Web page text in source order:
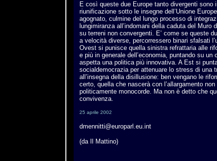
E così queste due Europe tanto divergenti sono
riunificazione sotto le insegne dell’Unione
agognato, culmine del lungo processo di
lungimiranza all’indomani della caduta del Muro
su terreni non convergenti. E’ come se queste
a velocità diverse, percorressero binari sfalsati
Ovest si punisce quella sinistra refrattaria alle
e più in generale dell’economia, puntando su un
aspetta una politica più innovativa. A Est si
socialdemocrazia per attenuare lo stress di una
all’insegna della disillusione: ben vengano le
certo, quella che nascerà con l’allargamento non
politicamente monocorde. Ma non è detto che
convivenza.
25 aprile 2002
dmennitti@europarl.eu.int
(da Il Mattino)